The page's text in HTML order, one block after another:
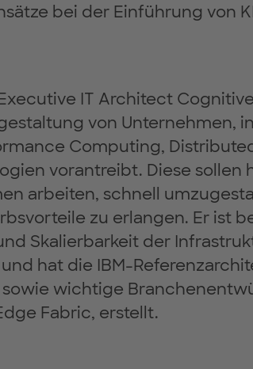
bei der Einführung von
IT Architect Cognitive
von Unternehmen,
Computing,
vorantreibt. Diese sollen
arbeiten, schnell
zu erlangen. Er ist
Skalierbarkeit der
hat die IBM-
wichtige
Fabric, erstellt.